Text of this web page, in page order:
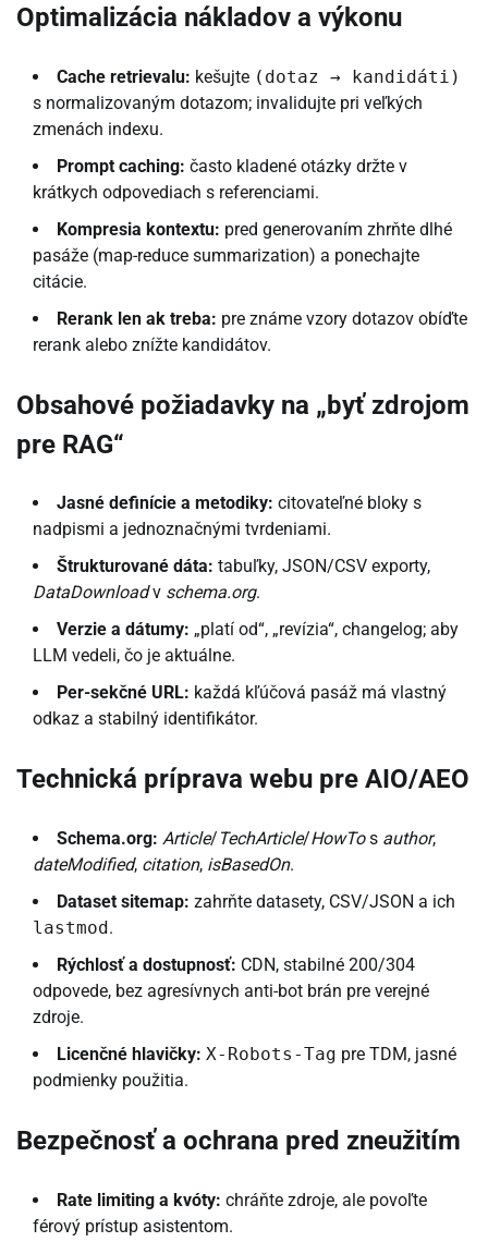
Optimalizácia nákladov a výkonu
Cache retrievalu: kešujte (dotaz → kandidáti)
s normalizovaným dotazom; invalidujte pri veľkých
zmenách indexu.
Prompt caching: často kladené otázky držte v
krátkych odpovediach s referenciami.
Kompresia kontextu: pred generovaním zhrňte dlhé
pasáže (map-reduce summarization) a ponechajte
citácie.
Rerank len ak treba: pre známe vzory dotazov obíďte
rerank alebo znížte kandidátov.
Obsahové požiadavky na „byť zdrojom
pre RAG“
Jasné definície a metodiky: citovateľné bloky s
nadpismi a jednoznačnými tvrdeniami.
Štrukturované dáta: tabuľky, JSON/CSV exporty,
DataDownloadv schema.org.
Verzie a dátumy: „platí od“, „revízia“, changelog; aby
LLM vedeli, čo je aktuálne.
Per-sekčné URL: každá kľúčová pasáž má vlastný
odkaz a stabilný identifikátor.
Technická príprava webu pre AIO/AEO
Schema.org: Article/ TechArticle/HowTos author,
dateModified, citation, isBasedOn.
Dataset sitemap: zahrňte datasety, CSV/JSON a ich
lastmod .
Rýchlosť a dostupnosť: CDN, stabilné 200/304
odpovede, bez agresívnych anti-bot brán pre verejné
zdroje.
Licenčné hlavičky: X-Robots-Tag pre TDM, jasné
podmienky použitia.
Bezpečnosť a ochrana pred zneužitím
Rate limiting a kvóty: chráňte zdroje, ale povoľte
férový prístup asistentom.